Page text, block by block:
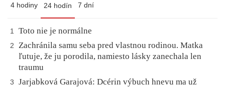
4 hodiny 24 hodín 7 dní
1 Toto nie je normálne
2
Zachránila samu seba pred vlastnou rodinou. Matka
ľutuje, že ju porodila, namiesto lásky zanechala len
traumu
3
Jarjabková Garajová: Dcérin výbuch hnevu ma už